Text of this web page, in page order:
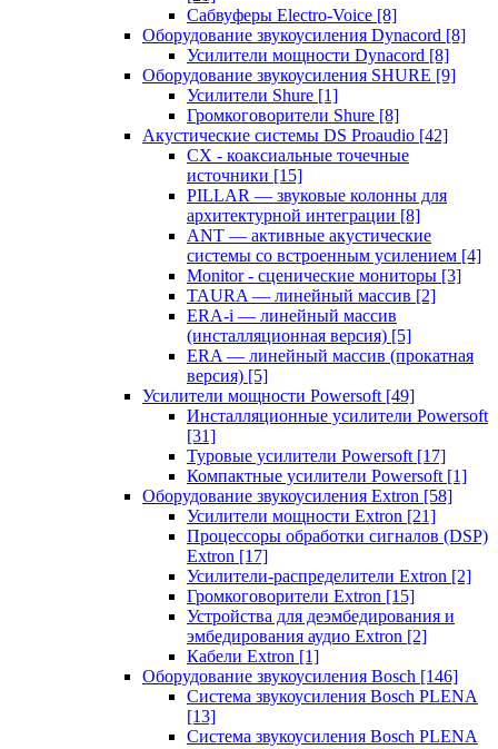
Сабвуферы Electro-Voice [8]
Оборудование звукоусиления Dynacord [8]
Усилители мощности Dynacord [8]
Оборудование звукоусиления SHURE [9]
Усилители Shure [1]
Громкоговорители Shure [8]
Акустические системы DS Proaudio [42]
CX - коаксиальные точечные
источники [15]
PILLAR — звуковые колонны для
архитектурной интеграции [8]
ANT — активные акустические
системы со встроенным усилением [4]
Monitor - сценические мониторы [3]
TAURA — линейный массив [2]
ERA-i — линейный массив
(инсталляционная версия) [5]
ERA — линейный массив (прокатная
версия) [5]
Усилители мощности Powersoft [49]
Инсталляционные усилители Powersoft
[31]
Туровые усилители Powersoft [17]
Компактные усилители Powersoft [1]
Оборудование звукоусиления Extron [58]
Усилители мощности Extron [21]
Процессоры обработки сигналов (DSP)
Extron [17]
Усилители-распределители Extron [2]
Громкоговорители Extron [15]
Устройства для деэмбедирования и
эмбедирования аудио Extron [2]
Кабели Extron [1]
Оборудование звукоусиления Bosch [146]
Система звукоусиления Bosch PLENA
[13]
Система звукоусиления Bosch PLENA